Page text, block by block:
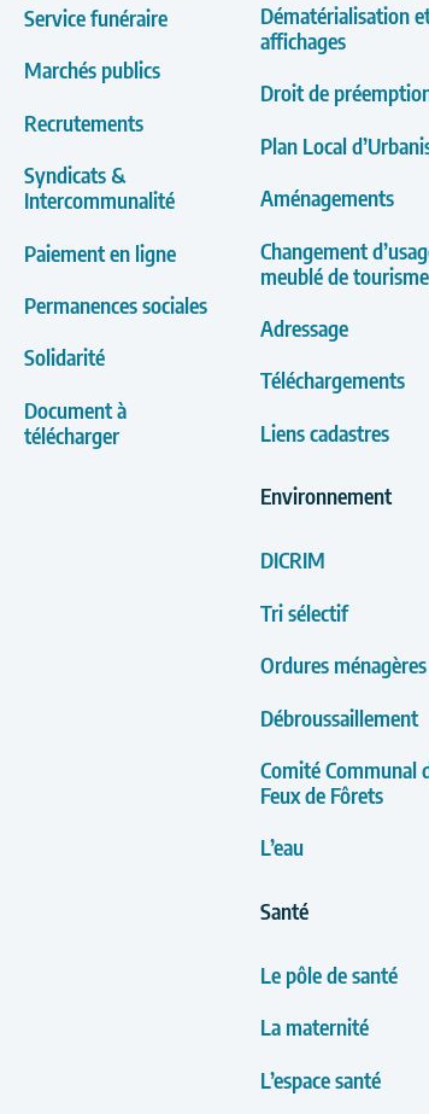
Service funéraire
Marchés publics
Recrutements
Syndicats &
Intercommunalité
Paiement en ligne
Permanences sociales
Solidarité
Document à
télécharger
Dématérialisation
affichages
Droit de
Plan Local
Aménagements
Changement
meublé de tourisme
Adressage
Téléchargements
Liens cadastres
Environnement
DICRIM
Tri sélectif
Ordures ménagères
Débroussaillement
Comité Communal
Feux de Fôrets
L’eau
Santé
Le pôle de santé
La maternité
L’espace santé